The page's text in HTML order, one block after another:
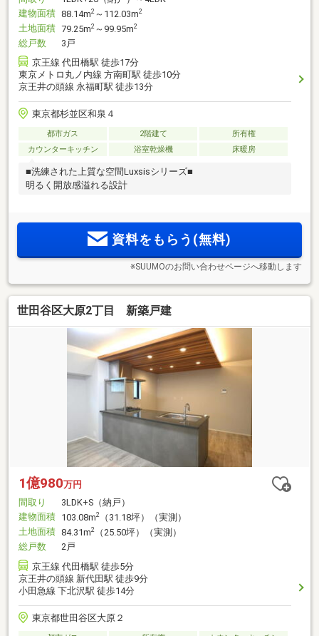
建物面積 88.14m2 ～112.03m2
土地面積 79.25m2 ～99.95m2
総戸数
3戸
京王線 代田橋駅 徒歩17分
東京メトロ丸ノ内線 方南町駅 徒歩10分
京王井の頭線 永福町駅 徒歩13分
東京都杉並区和泉４
都市ガス 2階建て
所有権
カウンターキッチン
浴室乾燥機 床暖房
■洗練された上質な空間Luxsisシリーズ■
明るく開放感溢れる設計
資料をもらう(無料)
※SUUMOのお問い合わせページへ移動します
世田谷区大原2丁目 新築戸建
1億980万円
間取り
3LDK+S（納戸）
建物面積 103.08m2
（31.18坪）（実測）
土地面積 84.31m2
（25.50坪）（実測）
総戸数
2戸
京王線 代田橋駅 徒歩5分
京王井の頭線 新代田駅 徒歩9分
小田急線 下北沢駅 徒歩14分
東京都世田谷区大原２